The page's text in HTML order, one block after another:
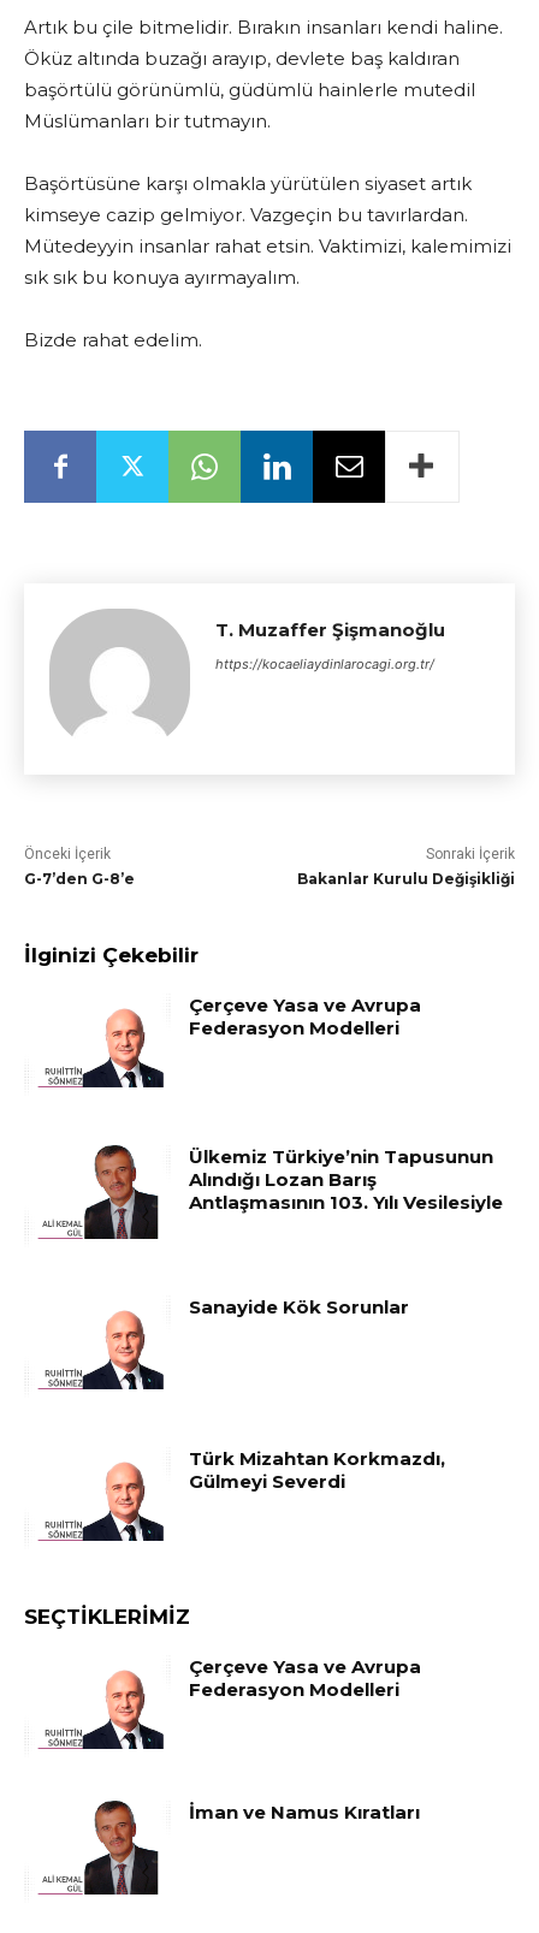
Artık bu çile bitmelidir. Bırakın insanları kendi haline.
Öküz altında buzağı arayıp, devlete baş kaldıran
başörtülü görünümlü, güdümlü hainlerle mutedil
Müslümanları bir tutmayın.
Başörtüsüne karşı olmakla yürütülen siyaset artık
kimseye cazip gelmiyor. Vazgeçin bu tavırlardan.
Mütedeyyin insanlar rahat etsin. Vaktimizi, kalemimizi
sık sık bu konuya ayırmayalım.
Bizde rahat edelim.
T. Muzaffer Şişmanoğlu
https://kocaeliaydinlarocagi.org.tr/
Önceki İçerik
G-7’den G-8’e
Sonraki İçerik
Bakanlar Kurulu Değişikliği
İlginizi Çekebilir
Çerçeve Yasa ve Avrupa
Federasyon Modelleri
Ülkemiz Türkiye’nin Tapusunun
Alındığı Lozan Barış
Antlaşmasının 103. Yılı Vesilesiyle
Sanayide Kök Sorunlar
Türk Mizahtan Korkmazdı,
Gülmeyi Severdi
SEÇTIKLERIMIZ
Çerçeve Yasa ve Avrupa
Federasyon Modelleri
İman ve Namus Kıratları